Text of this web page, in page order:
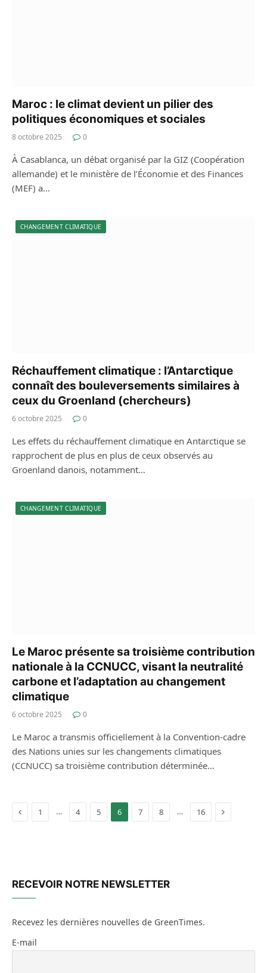
Maroc : le climat devient un pilier des
politiques économiques et sociales
8 octobre 2025 0
À Casablanca, un débat organisé par la GIZ (Coopération
allemande) et le ministère de l’Économie et des Finances
(MEF) a…
CHANGEMENT CLIMATIQUE
Réchauffement climatique : l’Antarctique
connaît des bouleversements similaires à
ceux du Groenland (chercheurs)
6 octobre 2025 0
Les effets du réchauffement climatique en Antarctique se
rapprochent de plus en plus de ceux observés au
Groenland danois, notamment…
CHANGEMENT CLIMATIQUE
Le Maroc présente sa troisième contribution
nationale à la CCNUCC, visant la neutralité
carbone et l’adaptation au changement
climatique
6 octobre 2025 0
Le Maroc a transmis officiellement à la Convention-cadre
des Nations unies sur les changements climatiques
(CCNUCC) sa troisième contribution déterminée…
Previous
1 … 4 5 6 7 8 … 16 Next
RECEVOIR NOTRE NEWSLETTER
Recevez les dernières nouvelles de GreenTimes.
E-mail